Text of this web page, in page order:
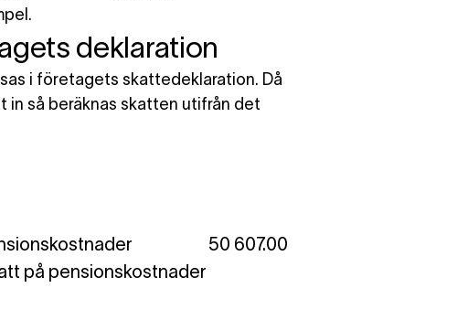
deklaration
i företagets skattedeklaration. Då
in så beräknas skatten utifrån det
50 607.00
på pensionskostnader